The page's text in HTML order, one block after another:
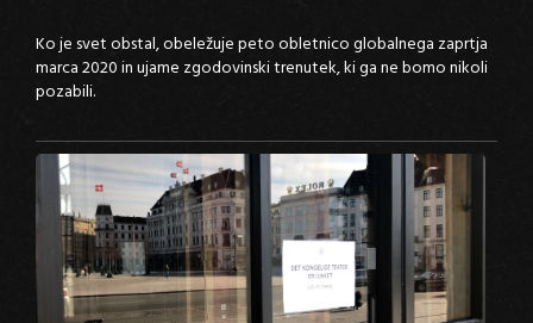
Ko je svet obstal, obeležuje peto obletnico globalnega zaprtja
marca 2020 in ujame zgodovinski trenutek, ki ga ne bomo nikoli
pozabili.